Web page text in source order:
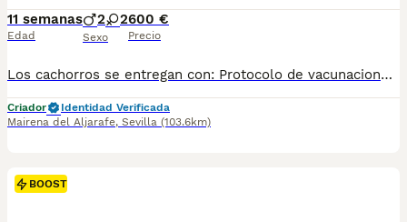
11 semanas
Edad
2 2
Sexo
600 €
Precio
Los cachorros se entregan con: Protocolo de vacunaciones completo. Cartilla veterinaria. Pasaporte veterinario europeo. Raía. Microchip Precio 600€ NO LOE Precio 800€ SI LOE LOE = PEDIGREE
Criador
Identidad Verificada
Mairena del Aljarafe, Sevilla (103.6km)
BOOST